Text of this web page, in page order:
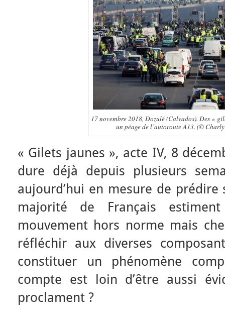
17 novembre 2018, Dozulé (Calvados). Des «
un péage de l’autoroute A13. (©
« Gilets jaunes », acte IV, 8
dure déjà depuis plusieurs
aujourd’hui en mesure de
majorité de Français
mouvement hors norme mais
réfléchir aux diverses
constituer un phénomène
compte est loin d’être aussi
proclament ?